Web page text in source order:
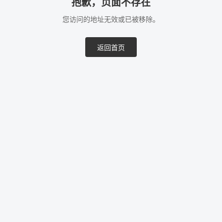
抱歉，页面不存在
您访问的地址无效或已被移除。
返回首页